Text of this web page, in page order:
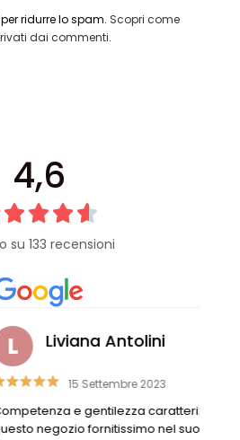
ridurre lo spam. Scopri come
dai commenti.
4,6
su 133 recensioni
Antolini
2023
caratterizzano
nel suo genere.